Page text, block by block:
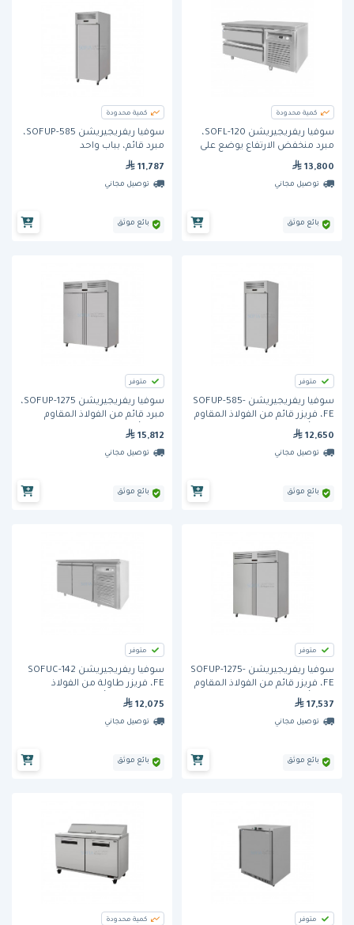
كمية محدودة
سوفيا ريفريجيريشن SOFL-120،
مبرد منخفض الارتفاع يوضع على
الطاولة، ببابين
13,800
توصيل مجاني
بائع موثق
كمية محدودة
سوفيا ريفريجيريشن SOFUP-585،
مبرد قائم، بباب واحد
11,787
توصيل مجاني
بائع موثق
متوفر
سوفيا ريفريجيريشن SOFUP-585-
FE، فريزر قائم من الفولاذ المقاوم
للصدأ، بباب واحد
12,650
توصيل مجاني
بائع موثق
متوفر
سوفيا ريفريجيريشن SOFUP-1275،
مبرد قائم من الفولاذ المقاوم
للصدأ، ببابين
15,812
توصيل مجاني
بائع موثق
متوفر
سوفيا ريفريجيريشن SOFUP-1275-
FE، فريزر قائم من الفولاذ المقاوم
للصدأ، ببابين
17,537
توصيل مجاني
بائع موثق
متوفر
سوفيا ريفريجيريشن SOFUC-142
FE، فريزر طاولة من الفولاذ
المقاوم للصدأ، ببابين
12,075
توصيل مجاني
بائع موثق
متوفر كمية محدودة